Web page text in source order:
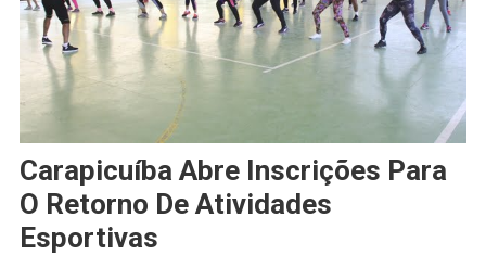
Carapicuíba Abre Inscrições Para
O Retorno De Atividades
Esportivas